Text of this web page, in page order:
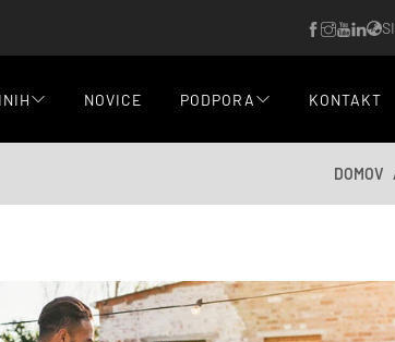
SI
NOVICE PODPORA KONTAKT
DOMOV